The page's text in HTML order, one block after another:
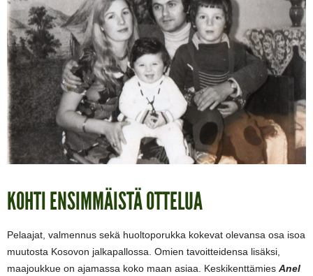
KOHTI ENSIMMÄISTÄ OTTELUA
Pelaajat, valmennus sekä huoltoporukka kokevat olevansa osa isoa
muutosta Kosovon jalkapallossa. Omien tavoitteidensa lisäksi,
maajoukkue on ajamassa koko maan asiaa. Keskikenttämies Anel